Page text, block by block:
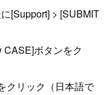
[Support] > [SUBMIT
ボタンをク
クリック（日本語で